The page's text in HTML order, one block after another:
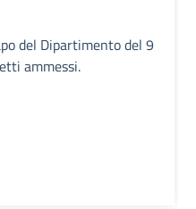
del Dipartimento del 9
ammessi.